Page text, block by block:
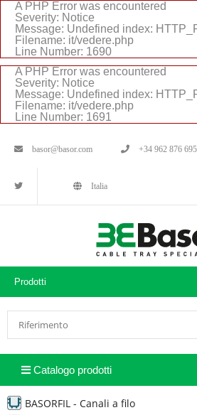
A PHP Error was encountered
Severity: Notice
Message: Undefined index:
Filename: it/vedere.php
Line Number: 1690
A PHP Error was encountered
Severity: Notice
Message: Undefined index:
Filename: it/vedere.php
Line Number: 1691
basor@basor.com +34 962 876 695
Italia
Prodotti
Catalogo prodotti
BASORFIL - Canali a filo